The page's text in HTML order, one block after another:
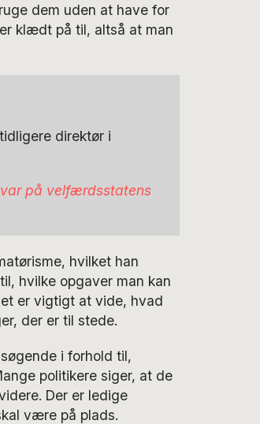
dem uden at have for
klædt på til, altså at man
direktør i
på velfærdsstatens
hvilket han
hvilke opgaver man kan
er vigtigt at vide, hvad
der er til stede.
i forhold til,
politikere siger, at de
Der er ledige
være på plads.